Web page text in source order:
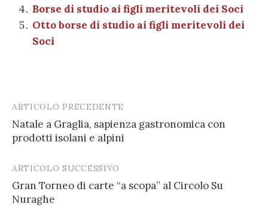
Borse di studio ai figli meritevoli dei Soci
Otto borse di studio ai figli meritevoli dei
Soci
Post
navigation
ARTICOLO PRECEDENTE
Natale a Graglia, sapienza gastronomica con
prodotti isolani e alpini
ARTICOLO SUCCESSIVO
Gran Torneo di carte “a scopa” al Circolo Su
Nuraghe